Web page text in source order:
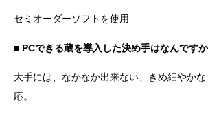
セミオーダーソフトを使用
■ PCできる蔵を導入した決め手はなんですか
大手には、なかなか出来ない、きめ細やか
応。